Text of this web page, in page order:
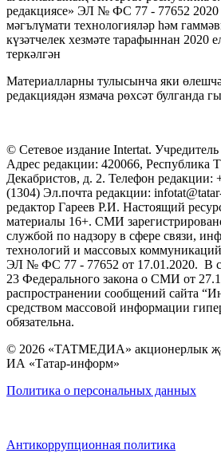
редакциясе» ЭЛ № ФС 77 - 77652 2020
мәгълүмати технологияләр һәм
күзәтчелек хезмәте тарафыннан 2020
теркәлгән
Материалларны тулысынча яки
редакциядән язмача рөхсәт булганда
© Сетевое издание Intertat.
Адрес редакции: 420066, Республика
Декабристов, д. 2. Телефон редакции:
(1304) Эл.почта редакции:
редактор Гареев Р.И. Настоящий
материалы 16+. СМИ
службой по надзору в сфере связи,
технологий и массовых
ЭЛ № ФС 77 - 77652 от 17.01.2020. В
23 Федерального закона о СМИ от
распространении сообщений сайта
средством массовой информации
обязательна.
© 2026 «ТАТМЕДИА» акционерлык
ИА «Татар-информ»
Политика о персональных данных
Антикоррупционная политика